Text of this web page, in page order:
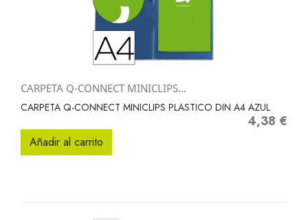
CARPETA Q-CONNECT MINICLIPS...
CARPETA Q-CONNECT MINICLIPS PLASTICO DIN A4 AZUL
Precio
4,38 €
Añadir al carrito